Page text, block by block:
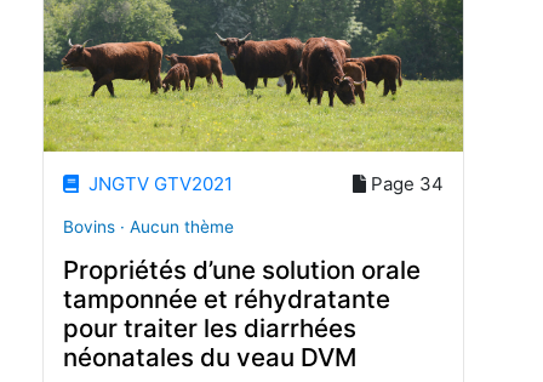
JNGTV GTV2021 Page 34
Bovins · Aucun thème
Propriétés d’une solution orale
tamponnée et réhydratante
pour traiter les diarrhées
néonatales du veau DVM